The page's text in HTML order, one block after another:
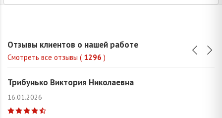
Отзывы клиентов о нашей работе
Смотреть все отзывы ( 1296 )
Трибунько Виктория Николаевна
16.01.2026